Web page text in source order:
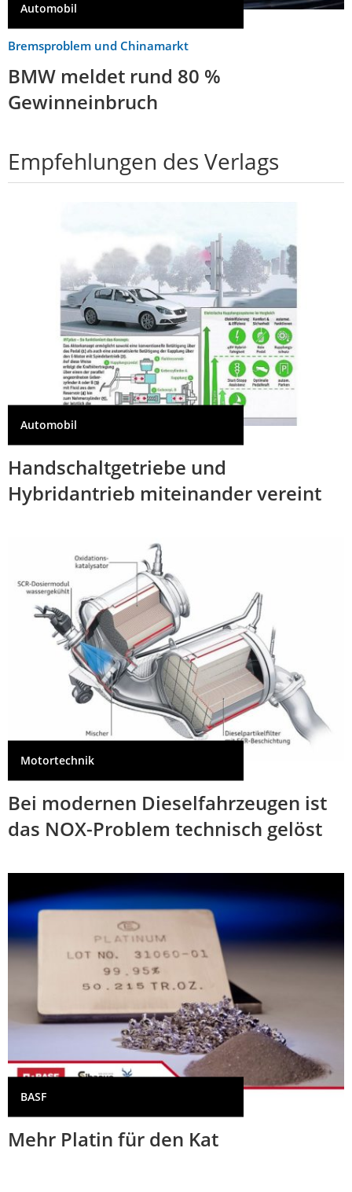
Automobil
Bremsproblem und Chinamarkt
BMW meldet rund 80 %
Gewinneinbruch
Empfehlungen des Verlags
Automobil
Handschaltgetriebe und
Hybridantrieb miteinander vereint
Motortechnik
Bei modernen Dieselfahrzeugen ist
das NOX-Problem technisch gelöst
BASF
Mehr Platin für den Kat